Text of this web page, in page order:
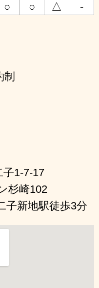
○ ○ △
-
1-7-17
杉崎102
子新地駅徒歩3分